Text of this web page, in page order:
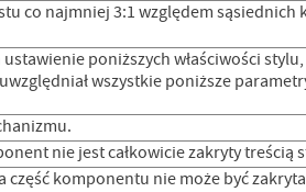
co najmniej 3:1 względem sąsiednich
poniższych właściwości
wszystkie poniższe
nie jest całkowicie zakryty treścią
komponentu nie może być